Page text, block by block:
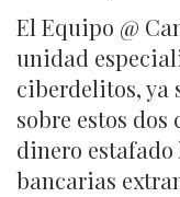
El Equipo @
unidad
ciberdelitos, ya
sobre estos dos
dinero
bancarias